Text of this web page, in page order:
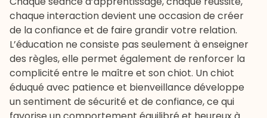
chaque interaction devient une occasion de créer
de la confiance et de faire grandir votre relation.
L’éducation ne consiste pas seulement à enseigner
des règles, elle permet également de renforcer la
complicité entre le maître et son chiot. Un chiot
éduqué avec patience et bienveillance développe
un sentiment de sécurité et de confiance, ce qui